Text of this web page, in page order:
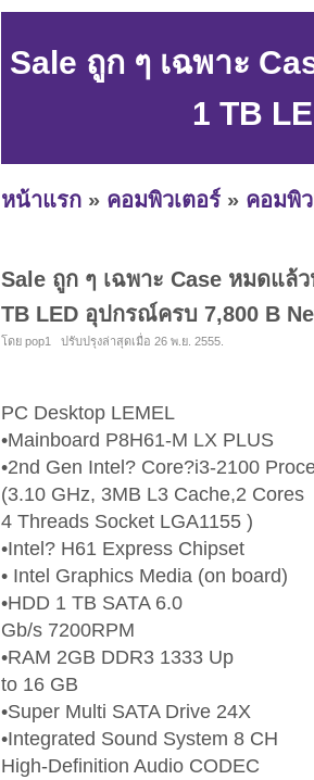
Sale ถูก ๆ เฉพาะ
1 TB
หน้าแรก » คอมพิวเตอร์ » คอมพิ
Sale ถูก ๆ เฉพาะ Case หมดแล้
TB LED อุปกรณ์ครบ 7,800 B
โดย pop1 ปรับปรุงล่าสุดเมื่อ 26 พ.ย. 2555.
PC Desktop LEMEL
•Mainboard P8H61-M LX PLUS
•2nd Gen Intel? Core?i3-2100
(3.10 GHz, 3MB L3 Cache,2 Cores
4 Threads Socket LGA1155 )
•Intel? H61 Express Chipset
• Intel Graphics Media (on board)
•HDD 1 TB SATA 6.0
Gb/s 7200RPM
•RAM 2GB DDR3 1333 Up
to 16 GB
•Super Multi SATA Drive 24X
•Integrated Sound System 8 CH
High-Definition Audio CODEC